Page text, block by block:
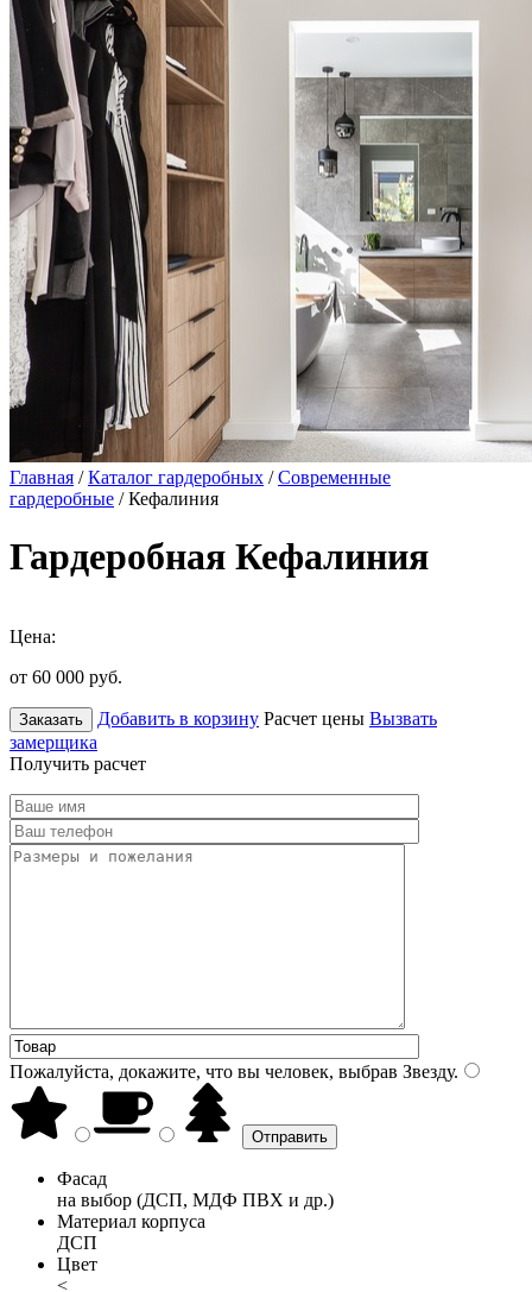
Главная /Каталог гардеробных /Современные
гардеробные / Кефалиния
Гардеробная Кефалиния
Цена:
от 60 000 руб.
Заказать Добавить в корзину Расчет цены Вызвать
замерщика
Получить расчет
Пожалуйста, докажите, что вы человек, выбрав Звезду.
Фасад
на выбор (ДСП, МДФ ПВХ и др.)
Материал корпуса
ДСП
Цвет
<